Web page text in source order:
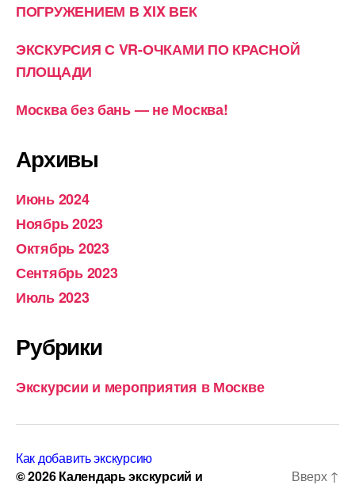
ПОГРУЖЕНИЕМ В XIX ВЕК
ЭКСКУРСИЯ С VR-ОЧКАМИ ПО КРАСНОЙ
ПЛОЩАДИ
Москва без бань — не Москва!
Архивы
Июнь 2024
Ноябрь 2023
Октябрь 2023
Сентябрь 2023
Июль 2023
Рубрики
Экскурсии и мероприятия в Москве
Как добавить экскурсию
© 2026Календарь экскурсий и
Вверх ↑